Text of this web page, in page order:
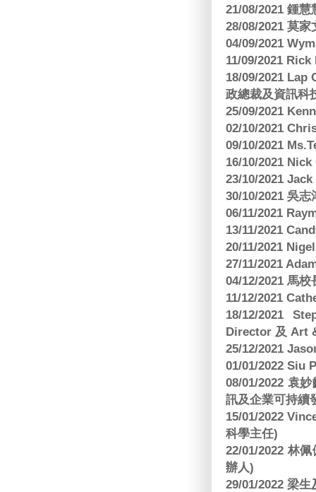
21/08/2021 鍾
28/08/2021 莫
04/09/2021
11/09/2021
18/09/2021
政總裁及資訊科
25/09/2021
02/10/2021
09/10/2021
16/10/2021
23/10/2021
30/10/2021 吳
06/11/2021
13/11/2021
20/11/2021
27/11/2021
04/12/2021 馬
11/12/2021
18/12/2021
Director 及 Art
25/12/2021
01/01/2022 Siu
08/01/2022 袁
訊及企業可持續
15/01/2022
科學主任)
22/01/2022 林
辦人)
29/01/2022 梁